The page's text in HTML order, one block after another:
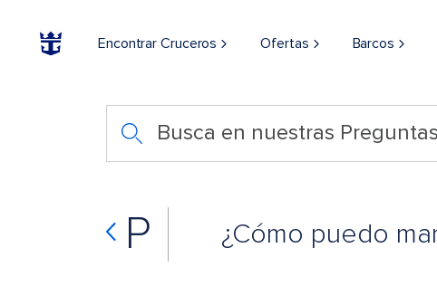
Encontrar Cruceros Ofertas Barcos
Busca en nuestras
P ¿Cómo puedo